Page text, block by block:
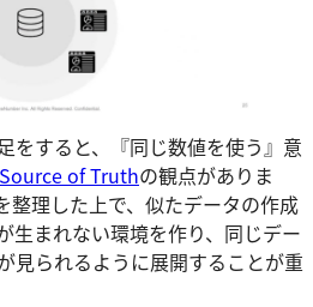
をすると、『同じ数値を使う』意
of Truthの観点がありま
整理した上で、似たデータの作成
生まれない環境を作り、同じデー
見られるように展開することが重